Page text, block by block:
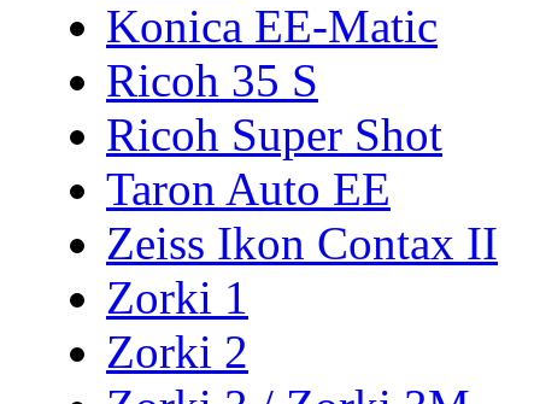
Konica EE-Matic
Ricoh 35 S
Ricoh Super Shot
Taron Auto EE
Zeiss Ikon Contax II
Zorki 1
Zorki 2